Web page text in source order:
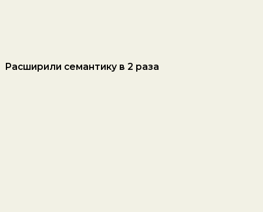
Расширили семантику в 2 раза